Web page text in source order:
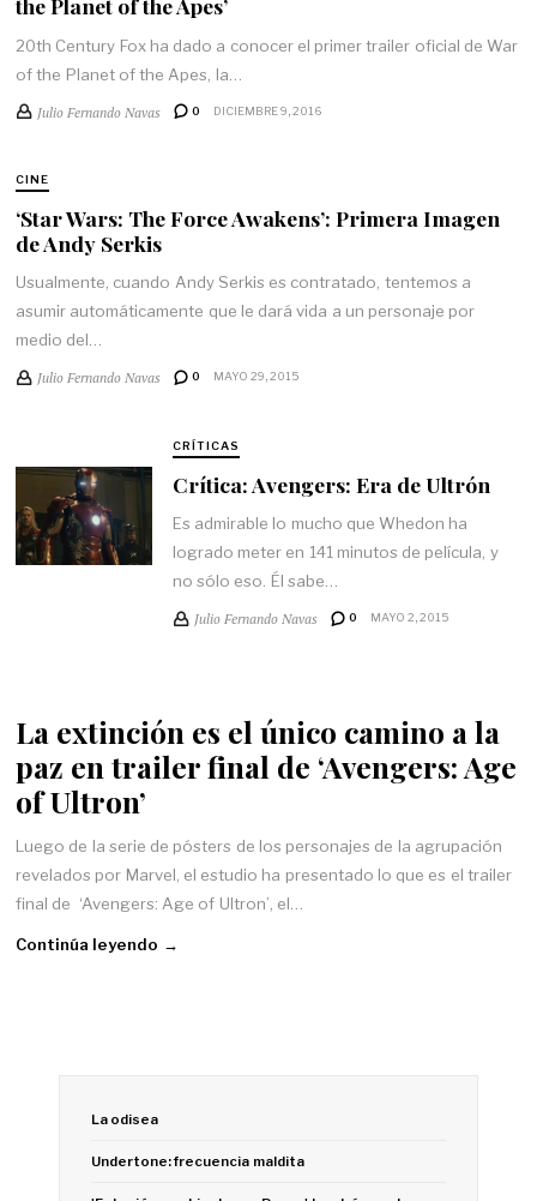
the Planet of the Apes’
20th Century Fox ha dado a conocer el primer trailer oficial de War
of the Planet of the Apes, la…
Julio Fernando Navas 0 DICIEMBRE 9, 2016
CINE
‘Star Wars: The Force Awakens’: Primera Imagen
de Andy Serkis
Usualmente, cuando Andy Serkis es contratado, tentemos a
asumir automáticamente que le dará vida a un personaje por
medio del…
Julio Fernando Navas 0 MAYO 29, 2015
CRÍTICAS
Crítica: Avengers: Era de Ultrón
Es admirable lo mucho que Whedon ha
logrado meter en 141 minutos de película, y
no sólo eso. Él sabe…
Julio Fernando Navas 0 MAYO 2, 2015
La extinción es el único camino a la
paz en trailer final de ‘Avengers: Age
of Ultron’
Luego de la serie de pósters de los personajes de la agrupación
revelados por Marvel, el estudio ha presentado lo que es el trailer
final de ‘Avengers: Age of Ultron’, el…
Continúa leyendo →
La odisea
Undertone: frecuencia maldita